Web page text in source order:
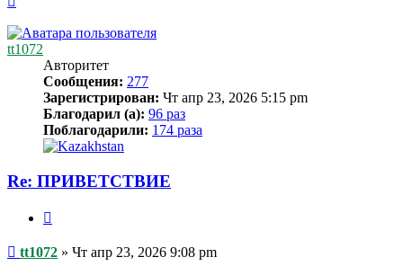
началу
tt1072
Авторитет
Сообщения: 277
Зарегистрирован: Чт апр 23, 2026 5:15 pm
Благодарил (а): 96 раз
Поблагодарили: 174 раза
Re: ПРИВЕТСТВИЕ
Сообщение
tt1072 » Чт апр 23, 2026 9:08 pm